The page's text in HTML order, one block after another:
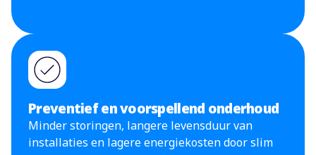
Preventief en voorspellend onderhoud
Minder storingen, langere levensduur van
installaties en lagere energiekosten door slim